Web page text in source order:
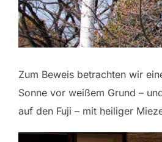
Zum Beweis betrachten wir
Sonne vor weißem Grund –
auf den Fuji – mit heiliger